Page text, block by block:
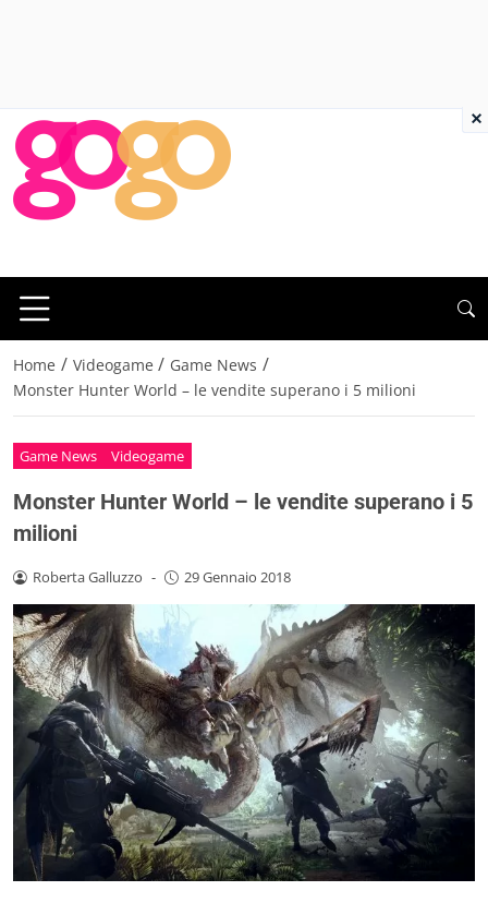
Home / Videogame / Game News /
Monster Hunter World – le vendite superano i 5 milioni
Game News Videogame
Monster Hunter World – le vendite superano i 5
milioni
Roberta Galluzzo - 29 Gennaio 2018
×